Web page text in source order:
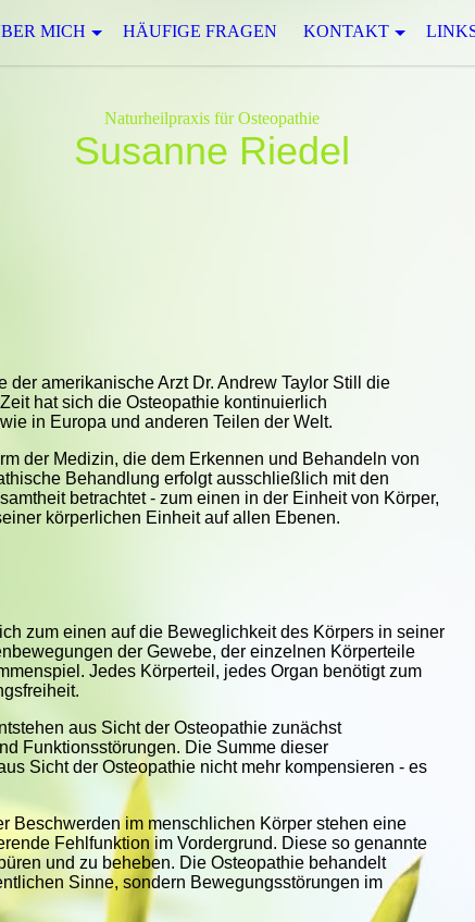
MICH HÄUFIGE FRAGEN KONTAKT
Naturheilpraxis für Osteopathie
Susanne Riedel
der amerikanische Arzt Dr. Andrew Taylor Still die
hat sich die Osteopathie kontinuierlich
in Europa und anderen Teilen der Welt.
der Medizin, die dem Erkennen und Behandeln von
Behandlung erfolgt ausschließlich mit den
betrachtet - zum einen in der Einheit von Körper,
körperlichen Einheit auf allen Ebenen.
zum einen auf die Beweglichkeit des Körpers in seiner
der Gewebe, der einzelnen Körperteile
Jedes Körperteil, jedes Organ benötigt zum
aus Sicht der Osteopathie zunächst
Funktionsstörungen. Die Summe dieser
Sicht der Osteopathie nicht mehr kompensieren - es
Beschwerden im menschlichen Körper stehen eine
Fehlfunktion im Vordergrund. Diese so genannte
und zu beheben. Die Osteopathie behandelt
Sinne, sondern Bewegungsstörungen im